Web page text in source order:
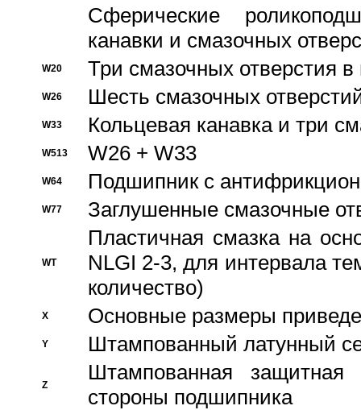
Сферические
канавки и смазочных
W20 Три смазочных отверстия
W26 Шесть смазочных
W33 Кольцевая канавка и три
W513 W26 + W33
W64 Подшипник с
W77 Заглушенные смазочные
WT
Пластичная смазка на
NLGI 2-3, для интервала
количество)
X Основные размеры
Y Штампованный латунный
Z
Штампованная
стороны подшипника